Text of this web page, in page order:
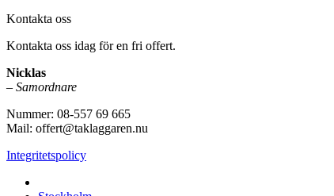
Kontakta oss
Kontakta oss idag för en fri offert.
Nicklas
– Samordnare
Nummer: 08-557 69 665
Mail: offert@taklaggaren.nu
Integritetspolicy